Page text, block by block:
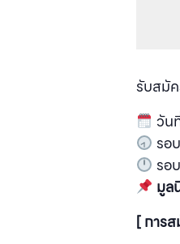
รับสมั
วัน
รอ
รอ
มูล
[ การ